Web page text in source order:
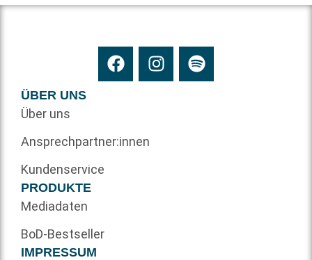
ÜBER UNS
Über uns
Ansprechpartner:innen
Kundenservice
PRODUKTE
Mediadaten
BoD-Bestseller
IMPRESSUM